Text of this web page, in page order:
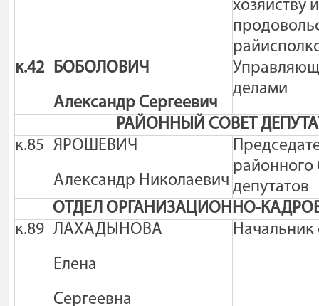
хозяйству и
к.42 БОБОЛОВИЧ
Александр Сергеевич
делами
РАЙОННЫЙ СОВЕТ
к.85 ЯРОШЕВИЧ
Александр Николаевич
районного
депутатов
ОТДЕЛ ОРГАНИЗАЦИОННО-
к.89 ЛАХАДЫНОВА
Елена
Сергеевна
Начальник